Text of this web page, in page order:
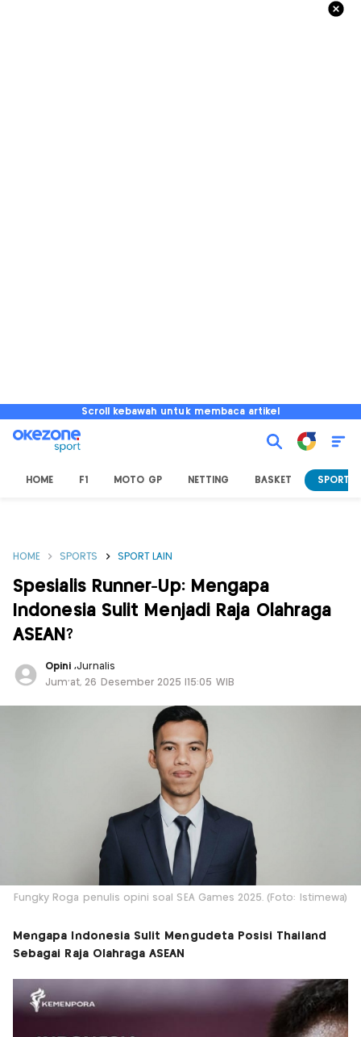
Scroll kebawah untuk membaca artikel
HOME F1 MOTO GP NETTING BASKET SPORT
HOME SPORTS SPORT LAIN
Spesialis Runner-Up: Mengapa
Indonesia Sulit Menjadi Raja Olahraga
ASEAN?
Opini,Jurnalis
Jum'at, 26 Desember 2025 |15:05 WIB
Fungky Roga penulis opini soal SEA Games 2025. (Foto: Istimewa)
Mengapa Indonesia Sulit Mengudeta Posisi Thailand
Sebagai Raja Olahraga ASEAN